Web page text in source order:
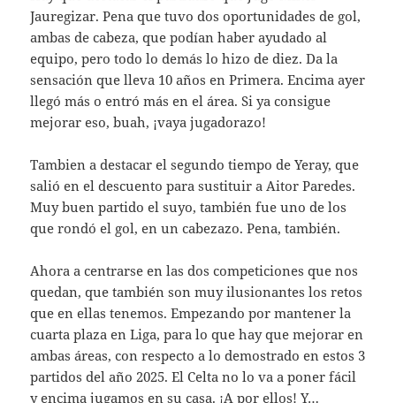
Jauregizar. Pena que tuvo dos oportunidades de gol,
ambas de cabeza, que podían haber ayudado al
equipo, pero todo lo demás lo hizo de diez. Da la
sensación que lleva 10 años en Primera. Encima ayer
llegó más o entró más en el área. Si ya consigue
mejorar eso, buah, ¡vaya jugadorazo!
Tambien a destacar el segundo tiempo de Yeray, que
salió en el descuento para sustituir a Aitor Paredes.
Muy buen partido el suyo, también fue uno de los
que rondó el gol, en un cabezazo. Pena, también.
Ahora a centrarse en las dos competiciones que nos
quedan, que también son muy ilusionantes los retos
que en ellas tenemos. Empezando por mantener la
cuarta plaza en Liga, para lo que hay que mejorar en
ambas áreas, con respecto a lo demostrado en estos 3
partidos del año 2025. El Celta no lo va a poner fácil
y encima jugamos en su casa. ¡A por ellos! Y…